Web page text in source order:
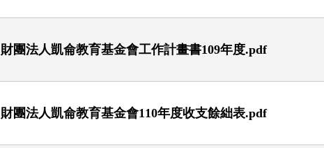
財團法人凱侖教育基金會工作計畫書109年度.pdf
財團法人凱侖教育基金會110年度收支餘絀表.pdf